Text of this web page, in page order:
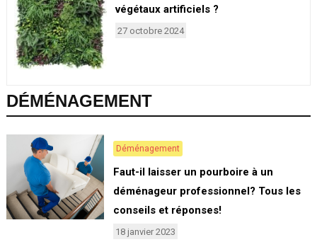
végétaux artificiels ?
27 octobre 2024
DÉMÉNAGEMENT
Déménagement
Faut-il laisser un pourboire à un
déménageur professionnel? Tous les
conseils et réponses!
18 janvier 2023